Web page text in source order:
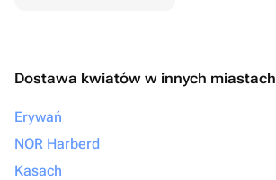
Dostawa kwiatów w innych miastach
Erywań
NOR Harberd
Kasach